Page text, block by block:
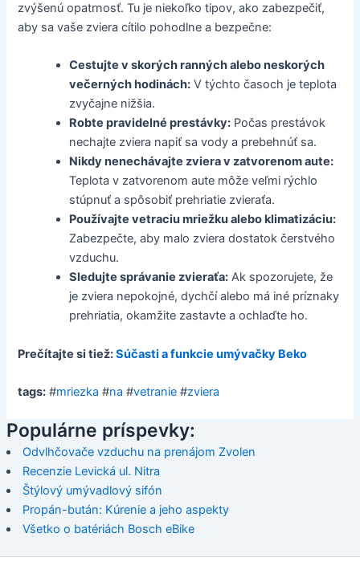
zvýšenú opatrnosť. Tu je niekoľko tipov, ako zabezpečiť,
aby sa vaše zviera cítilo pohodlne a bezpečne:
Cestujte v skorých ranných alebo neskorých
večerných hodinách: V týchto časoch je teplota
zvyčajne nižšia.
Robte pravidelné prestávky: Počas prestávok
nechajte zviera napiť sa vody a prebehnúť sa.
Nikdy nenechávajte zviera v zatvorenom aute:
Teplota v zatvorenom aute môže veľmi rýchlo
stúpnuť a spôsobiť prehriatie zvieraťa.
Používajte vetraciu mriežku alebo klimatizáciu:
Zabezpečte, aby malo zviera dostatok čerstvého
vzduchu.
Sledujte správanie zvieraťa: Ak spozorujete, že
je zviera nepokojné, dychčí alebo má iné príznaky
prehriatia, okamžite zastavte a ochlaďte ho.
Prečítajte si tiež:Súčasti a funkcie umývačky Beko
tags: #mriezka #na #vetranie #zviera
Populárne príspevky:
Odvlhčovače vzduchu na prenájom Zvolen
Recenzie Levická ul. Nitra
Štýlový umývadlový sifón
Propán-bután: Kúrenie a jeho aspekty
Všetko o batériách Bosch eBike